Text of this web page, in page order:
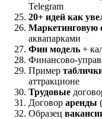
Telegram
20+ идей как
Маркетинговую
аквапарками
Фин модель +
Финансово-
Пример
аттракционе
Трудовые
Договор аренды
Образец